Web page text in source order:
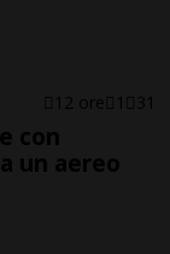
12 ore 1 31
con
un aereo